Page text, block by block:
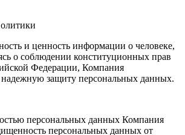
и ценность информации о человеке,
о соблюдении конституционных прав
Федерации, Компания
надежную защиту персональных данных.
персональных данных Компания
персональных данных от